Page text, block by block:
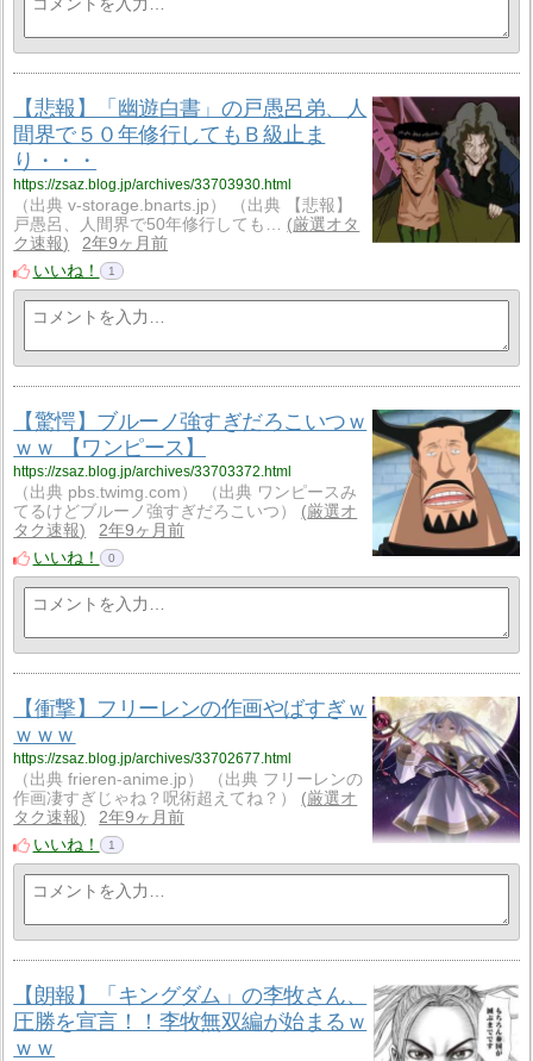
【悲報】「幽遊白書」の戸愚呂弟、人
間界で５０年修行してもＢ級止ま
り・・・
https://zsaz.blog.jp/archives/33703930.html
（出典 v-storage.bnarts.jp） （出典 【悲報】
戸愚呂、人間界で50年修行しても…
厳選オタ
ク速報
2年9ヶ月前
いいね！
1
【驚愕】ブルーノ強すぎだろこいつｗ
ｗｗ 【ワンピース】
https://zsaz.blog.jp/archives/33703372.html
（出典 pbs.twimg.com） （出典 ワンピースみ
てるけどブルーノ強すぎだろこいつ）
厳選オ
タク速報
2年9ヶ月前
いいね！
0
【衝撃】フリーレンの作画やばすぎｗ
ｗｗｗ
https://zsaz.blog.jp/archives/33702677.html
（出典 frieren-anime.jp） （出典 フリーレンの
作画凄すぎじゃね？呪術超えてね？）
厳選オ
タク速報
2年9ヶ月前
いいね！
1
【朗報】「キングダム」の李牧さん、
圧勝を宣言！！李牧無双編が始まるｗ
ｗｗ